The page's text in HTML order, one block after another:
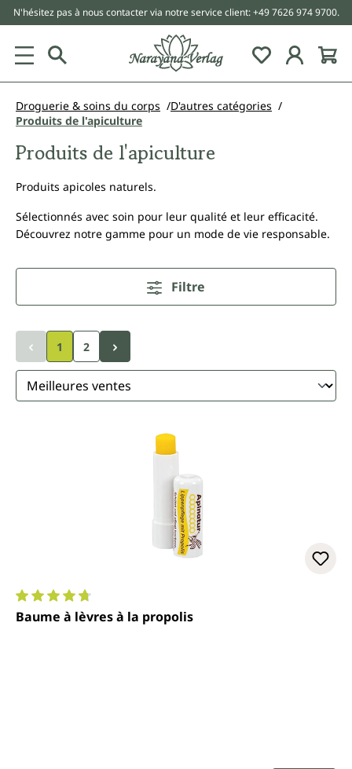
principal
N'hésitez pas à nous contacter via notre service client: +49 7626 974 9700.
Droguerie & soins du corps
D'autres catégories
Produits de l'apiculture
Produits de l'apiculture
Produits apicoles naturels.
Sélectionnés avec soin pour leur qualité et leur efficacité.
Découvrez notre gamme pour un mode de vie responsable.
Filtre
1 2
Note moyenne de 4.7 sur 5 étoiles
Baume à lèvres à la propolis